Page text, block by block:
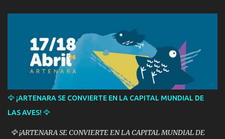
se produjo sobre las 22:13 horas , momento en el que el Centro
Coordinador de Emergencias y Seguridad (CECOES) 112 del
Gobierno de Canarias comenzó a recibir llamadas alertando de
que un turismo había colisionado contra un inmueble y que su
único ocupante precisaba asistencia médica urgente. Parada
cardiorrespiratoria durante el traslado Desde la sala del 112 se
activó de inmediato un dispositivo de emergencia compuesto por
una ambulancia medicalizada y otra de soporte vital básico del
Servicio de Urgen...
🦅 ¡ARTENARA SE CONVIERTE EN LA CAPITAL MUNDIAL DE
LAS AVES! 🦅
🦅 ¡ARTENARA SE CONVIERTE EN LA CAPITAL MUNDIAL DE